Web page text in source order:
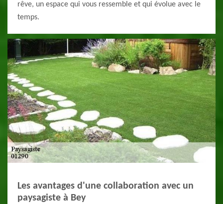
rêve, un espace qui vous ressemble et qui évolue avec le
temps.
Les avantages d'une collaboration avec un
paysagiste à Bey